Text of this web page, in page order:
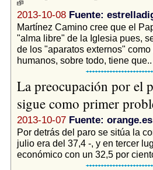
2013-10-08 Fuente:
Martínez Camino cree que el
"alma libre" de la Iglesia pues,
de los "aparatos externos"
humanos, sobre todo, tiene que..
La preocupación por el
sigue como primer
2013-10-07 Fuente: orange.es
Por detrás del paro se sitúa la
julio era del 37,4 -, y en tercer
económico con un 32,5 por